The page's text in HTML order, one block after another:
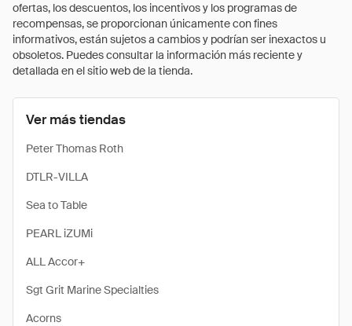
ofertas, los descuentos, los incentivos y los programas de
recompensas, se proporcionan únicamente con fines
informativos, están sujetos a cambios y podrían ser inexactos u
obsoletos. Puedes consultar la información más reciente y
detallada en el sitio web de la tienda.
Ver más tiendas
Peter Thomas Roth
DTLR-VILLA
Sea to Table
PEARL iZUMi
ALL Accor+
Sgt Grit Marine Specialties
Acorns